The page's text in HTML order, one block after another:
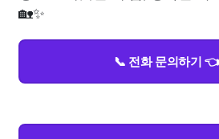
🏡✨
📞 전화 문의하기